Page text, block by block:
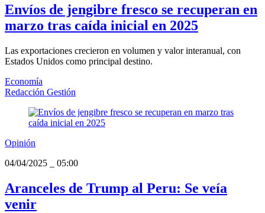
Envíos de jengibre fresco se recuperan en
marzo tras caída inicial en 2025
Las exportaciones crecieron en volumen y valor interanual, con
Estados Unidos como principal destino.
Economía
Redacción Gestión
Opinión
04/04/2025
05:00
Aranceles de Trump al Peru: Se veía
venir